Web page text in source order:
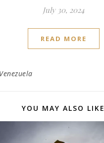
July 30, 2024
READ MORE
YOU MAY ALSO LIKE